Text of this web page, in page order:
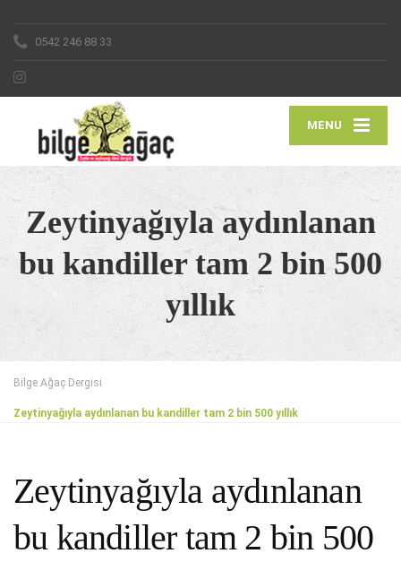
0542 246 88 33
MENU
Zeytinyağıyla aydınlanan
bu kandiller tam 2 bin 500
yıllık
Bilge Ağaç Dergisi
Zeytinyağıyla aydınlanan bu kandiller tam 2 bin 500 yıllık
Zeytinyağıyla aydınlanan
bu kandiller tam 2 bin 500